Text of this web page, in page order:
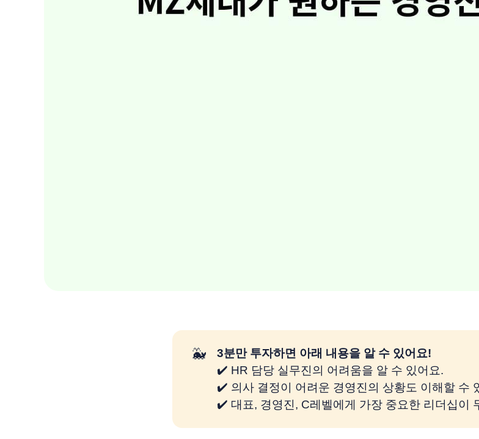
🐳
3분만 투자하면 아래 내용을 알 수 있어요!
✔️ HR 담당 실무진의 어려움을 알 수 있어요.
✔️ 의사 결정이 어려운 경영진의 상황도 이해할 수
✔️ 대표, 경영진, C레벨에게 가장 중요한 리더십이